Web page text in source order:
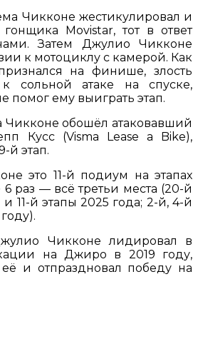
Чикконе жестикулировал и
Movistar, тот в ответ
Затем Джулио Чикконе
к мотоциклу с камерой. Как
на финише, злость
сольной атаке на спуске,
помог ему выиграть этап.
обошёл атаковавший
Кусс (Visma Lease a Bike),
й этап.
это 11-й подиум на этапах
раз — всё третьи места (20-й
11-й этапы 2025 года; 2-й, 4-й
Чикконе лидировал в
на Джиро в 2019 году,
и отпраздновал победу на